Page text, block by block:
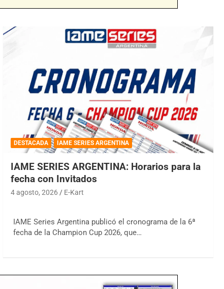
DESTACADA IAME SERIES ARGENTINA
IAME SERIES ARGENTINA: Horarios para la
fecha con Invitados
4 agosto, 2026 E-Kart
IAME Series Argentina publicó el cronograma de la 6ª
fecha de la Champion Cup 2026, que…